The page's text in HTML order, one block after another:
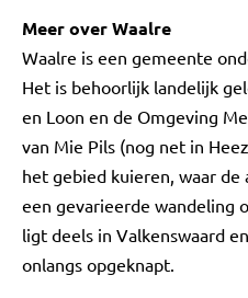
Meer over Waalre
Waalre is een gemeente
Het is behoorlijk landelijk
en Loon en de Omgeving
van Mie Pils (nog net in
het gebied kuieren, waar de
een gevarieerde wandeling
ligt deels in Valkenswaard
onlangs opgeknapt.